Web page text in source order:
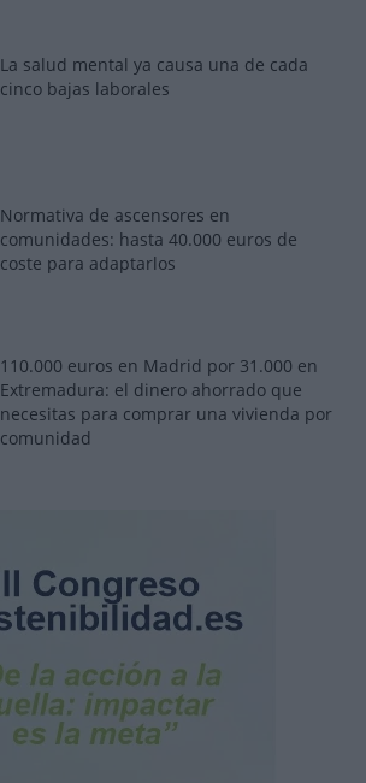
La salud mental ya causa una de cada
cinco bajas laborales
Normativa de ascensores en
comunidades: hasta 40.000 euros de
coste para adaptarlos
110.000 euros en Madrid por 31.000 en
Extremadura: el dinero ahorrado que
necesitas para comprar una vivienda por
comunidad